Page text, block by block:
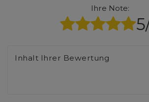
Ihre Note:
Inhalt Ihrer Bewertung